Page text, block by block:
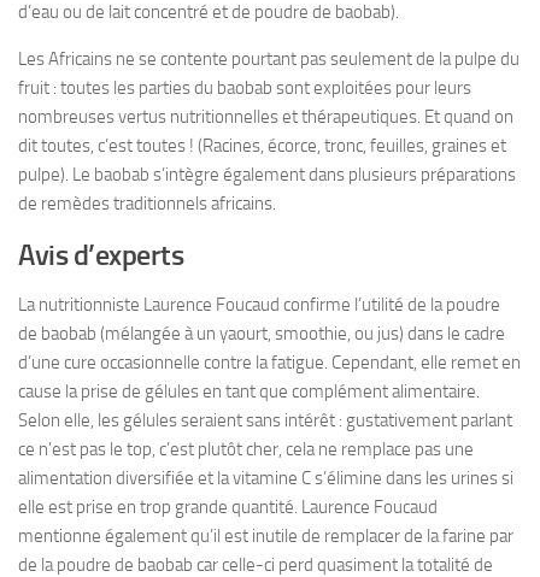
d’eau ou de lait concentré et de poudre de baobab).
Les Africains ne se contente pourtant pas seulement de la pulpe du
fruit : toutes les parties du baobab sont exploitées pour leurs
nombreuses vertus nutritionnelles et thérapeutiques. Et quand on
dit toutes, c’est toutes ! (Racines, écorce, tronc, feuilles, graines et
pulpe). Le baobab s’intègre également dans plusieurs préparations
de remèdes traditionnels africains.
Avis d’experts
La nutritionniste Laurence Foucaud confirme l’utilité de la poudre
de baobab (mélangée à un yaourt, smoothie, ou jus) dans le cadre
d’une cure occasionnelle contre la fatigue. Cependant, elle remet en
cause la prise de gélules en tant que complément alimentaire.
Selon elle, les gélules seraient sans intérêt : gustativement parlant
ce n’est pas le top, c’est plutôt cher, cela ne remplace pas une
alimentation diversifiée et la vitamine C s’élimine dans les urines si
elle est prise en trop grande quantité. Laurence Foucaud
mentionne également qu’il est inutile de remplacer de la farine par
de la poudre de baobab car celle-ci perd quasiment la totalité de